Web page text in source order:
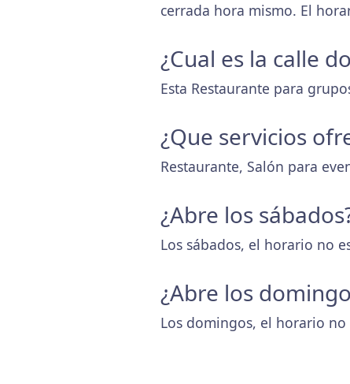
cerrada hora mismo. El
¿Cual es la calle
Esta Restaurante para
¿Que servicios
Restaurante, Salón para
¿Abre los
Los sábados, el horario no
¿Abre los
Los domingos, el horario